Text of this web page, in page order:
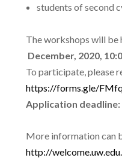
students of second
The workshops will be
December, 2020,
To participate, please
https://forms.gle/
Application deadline:
More information can
http://